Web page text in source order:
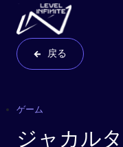
Skip to main content
戻る
ゲーム
ジャカル